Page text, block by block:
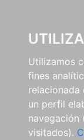
Utilizamos
fines
relacionada
un perfil
navegación
visitados).